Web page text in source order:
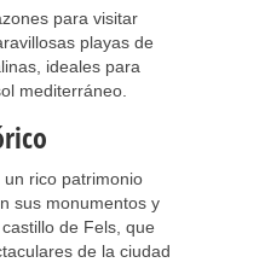
para visitar
playas de
ideales para
mediterráneo.
rico patrimonio
sus monumentos y
de Fels, que
de la ciudad